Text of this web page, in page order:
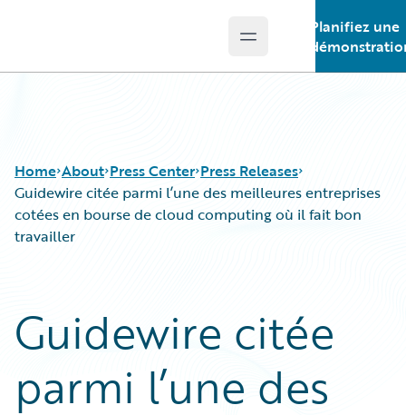
Open main menu
Planifiez une
Home About Press Center Press Releases
Guidewire citée parmi l’une des meilleures entreprises
cotées en bourse de cloud computing où il fait bon
travailler
Guidewire citée
parmi l’une des